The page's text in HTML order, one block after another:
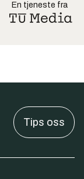
En tjeneste fra
Tips oss